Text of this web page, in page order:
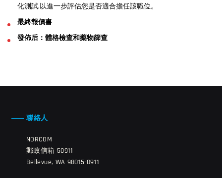
化測試,以進一步評估您是否適合擔任該職位。
最終報價書
發佈后：體格檢查和藥物篩查
聯絡人
NORCOM
郵政信箱 50911
Bellevue, WA 98015-0911